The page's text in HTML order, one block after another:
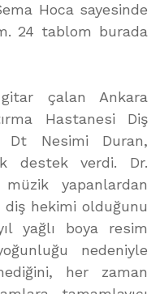
Hoca sayesinde
24 tablom burada
çalan Ankara
Hastanesi Diş
Dt Nesimi Duran,
destek verdi. Dr.
yapanlardan
hekimi olduğunu
yağlı boya resim
nedeniyle
her zaman